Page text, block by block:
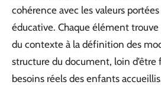
cohérence avec les valeurs portées
éducative. Chaque élément trouve
du contexte à la définition des
structure du document, loin d’être
besoins réels des enfants